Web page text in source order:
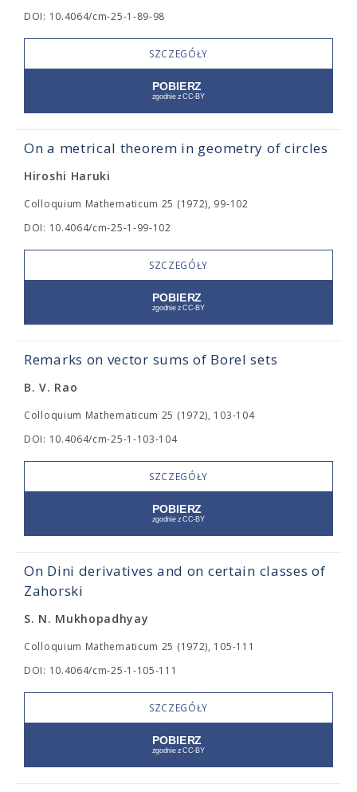
DOI: 10.4064/cm-25-1-89-98
SZCZEGÓŁY
On a metrical theorem in geometry of circles
Hiroshi Haruki
Colloquium Mathematicum 25 (1972), 99-102
DOI: 10.4064/cm-25-1-99-102
SZCZEGÓŁY
Remarks on vector sums of Borel sets
B. V. Rao
Colloquium Mathematicum 25 (1972), 103-104
DOI: 10.4064/cm-25-1-103-104
SZCZEGÓŁY
On Dini derivatives and on certain classes of
Zahorski
S. N. Mukhopadhyay
Colloquium Mathematicum 25 (1972), 105-111
DOI: 10.4064/cm-25-1-105-111
SZCZEGÓŁY